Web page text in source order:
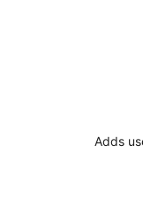
Adds